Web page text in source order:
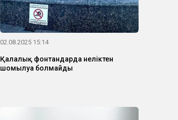
02.08.2025 15:14
Қалалық фонтандарда неліктен
шомылуға болмайды